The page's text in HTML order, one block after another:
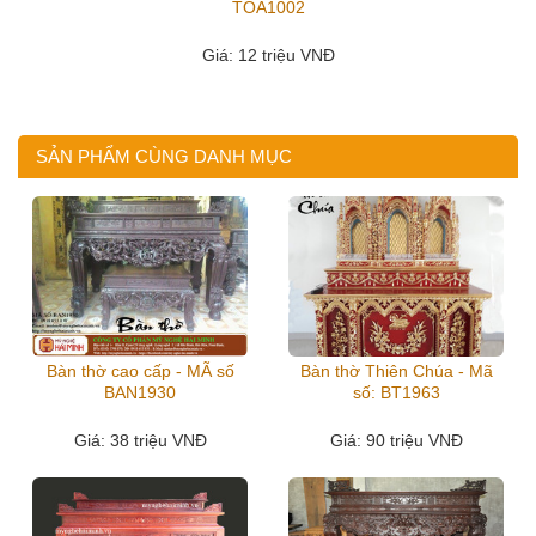
TOA1002
Giá: 12 triệu VNĐ
SẢN PHẨM CÙNG DANH MỤC
Bàn thờ cao cấp - MÃ số
BAN1930
Giá: 38 triệu VNĐ
Bàn thờ Thiên Chúa - Mã
số: BT1963
Giá: 90 triệu VNĐ